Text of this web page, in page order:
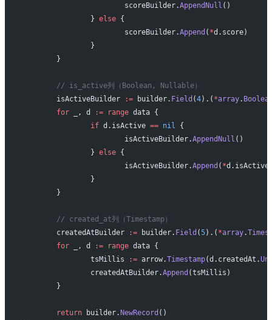
			scoreBuilder.
AppendNull ()
		}
else {
			scoreBuilder.
Append ( *d.score)
		}
	}
	// is_active列（Boolean, Nullable）
	isActiveBuilder
:= builder. Field (4).( *array.
	for
_, d := range data {
		if
d.isActive == nil {
			isActiveBuilder.
AppendNull ()
		}
else {
			isActiveBuilder.
Append ( *
		}
	}
	// created_at列（Timestamp）
	createdAtBuilder
:= builder. Field (5).( *array.
	for
_, d := range data {
		tsMillis
:= arrow.Timestamp(d.createdAt.
		createdAtBuilder.
Append (tsMillis)
	}
	return
builder.NewRecord ()